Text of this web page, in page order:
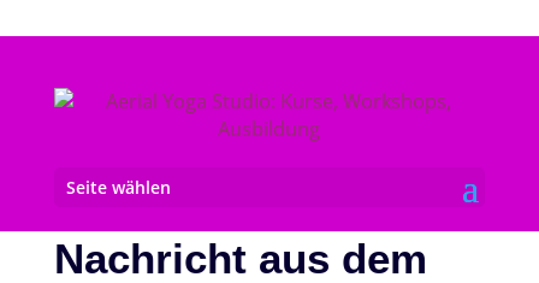
Seite wählen
Nachricht aus dem